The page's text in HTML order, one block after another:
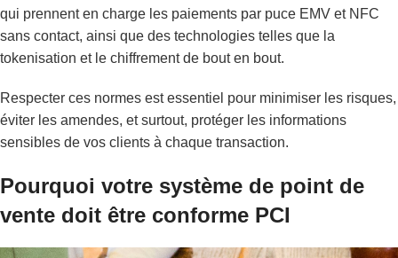
qui prennent en charge les paiements par puce EMV et NFC
sans contact, ainsi que des technologies telles que la
tokenisation et le chiffrement de bout en bout.
Respecter ces normes est essentiel pour minimiser les risques,
éviter les amendes, et surtout, protéger les informations
sensibles de vos clients à chaque transaction.
Pourquoi votre système de point de
vente doit être conforme PCI